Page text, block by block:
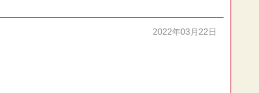
2022年03月22日